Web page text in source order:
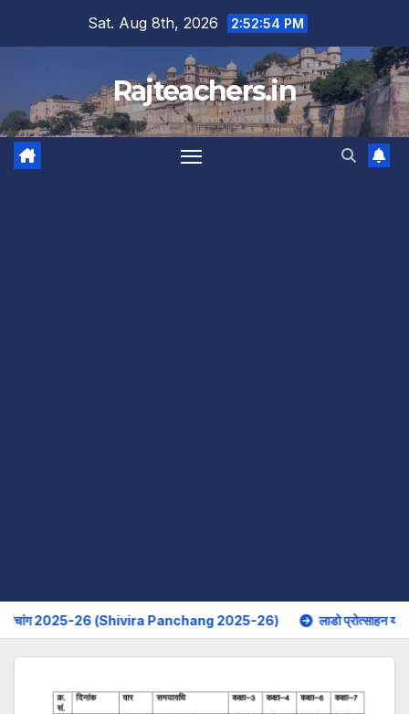
Sat. Aug 8th, 2026 2:52:55 PM
Rajteachers.in
26 (Shivira Panchang 2025-26) लाडो प्रोत्साहन योजना के